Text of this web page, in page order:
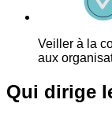
Veiller à la
aux
Qui dirige